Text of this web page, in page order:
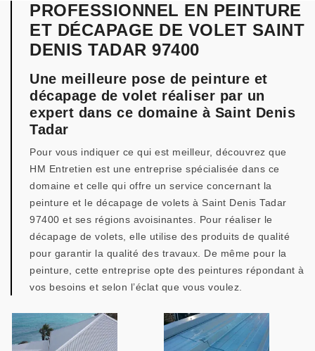
PROFESSIONNEL EN PEINTURE
ET DÉCAPAGE DE VOLET SAINT
DENIS TADAR 97400
Une meilleure pose de peinture et
décapage de volet réaliser par un
expert dans ce domaine à Saint Denis
Tadar
Pour vous indiquer ce qui est meilleur, découvrez que
HM Entretien est une entreprise spécialisée dans ce
domaine et celle qui offre un service concernant la
peinture et le décapage de volets à Saint Denis Tadar
97400 et ses régions avoisinantes. Pour réaliser le
décapage de volets, elle utilise des produits de qualité
pour garantir la qualité des travaux. De même pour la
peinture, cette entreprise opte des peintures répondant à
vos besoins et selon l’éclat que vous voulez.